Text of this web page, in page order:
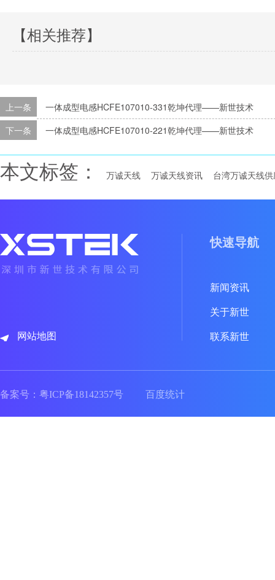
【相关推荐】
上一条
一体成型电感HCFE107010-331乾坤代理——新世技术
下一条
一体成型电感HCFE107010-221乾坤代理——新世技术
本文标签： 万诚天线 万诚天线资讯 台湾万诚天线
网站地图
快速导航
新闻资讯
关于新世
联系新世
备案号： 粤ICP备18142357号 百度统计